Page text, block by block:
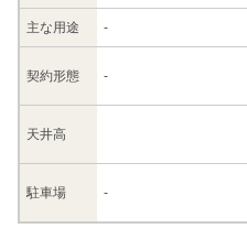
主な用途 -
契約形態 -
天井高
駐車場 -